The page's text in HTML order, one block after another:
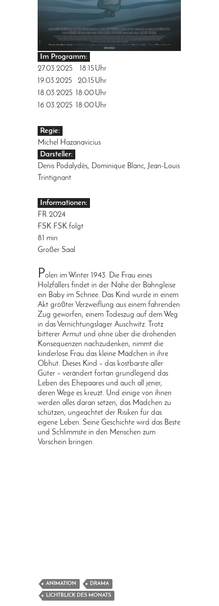
Im Programm:
27.03.2025
18:15Uhr
19.03.2025
20:15Uhr
18.03.2025
18:00Uhr
16.03.2025
18:00Uhr
Regie:
Michel Hazanavicius
Darsteller:
Denis Podalydès, Dominique Blanc, Jean-Louis
Trintignant
Informationen:
FR 2024
FSK FSK folgt
81 min
Großer Saal
Polen im Winter 1943. Die Frau eines
Holzfällers findet in der Nähe der Bahngleise
ein Baby im Schnee. Das Kind wurde in einem
Akt größter Verzweiflung aus einem fahrenden
Zug geworfen, einem Todeszug auf dem Weg
in das Vernichtungslager Auschwitz. Trotz
bitterer Armut und ohne über die drohenden
Konsequenzen nachzudenken, nimmt die
kinderlose Frau das kleine Mädchen in ihre
Obhut. Dieses Kind – das kostbarste aller
Güter – verändert fortan grundlegend das
Leben des Ehepaares und auch all jener,
deren Wege es kreuzt. Und einige von ihnen
werden alles daran setzen, das Mädchen zu
schützen, ungeachtet der Risiken für das
eigene Leben. Seine Geschichte wird das Beste
und Schlimmste in den Menschen zum
Vorschein bringen.
ANIMATION DRAMA
LICHTBLICK DES MONATS